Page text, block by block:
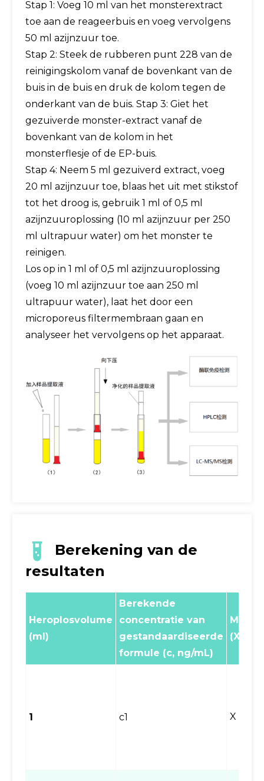
Stap 1: Voeg 10 ml van het monsterextract
toe aan de reageerbuis en voeg vervolgens
50 ml azijnzuur toe.
Stap 2: Steek de rubberen punt 228 van de
reinigingskolom vanaf de bovenkant van de
buis in de buis en druk de kolom tegen de
onderkant van de buis. Stap 3: Giet het
gezuiverde monster-extract vanaf de
bovenkant van de kolom in het
monsterflesje of de EP-buis.
Stap 4: Neem 5 ml gezuiverd extract, voeg
20 ml azijnzuur toe, blaas het uit met stikstof
tot het droog is, gebruik 1 ml of 0,5 ml
azijnzuuroplossing (10 ml azijnzuur per 250
ml ultrapuur water) om het monster te
reinigen.
Los op in 1 ml of 0,5 ml azijnzuuroplossing
(voeg 10 ml azijnzuur toe aan 250 ml
ultrapuur water), laat het door een
microporeus filtermembraan gaan en
analyseer het vervolgens op het apparaat.
Berekening van de
resultaten
Heroplosvolume
(ml)
Berekende
concentratie van
gestandaardiseerde
formule (c, ng/mL)
(X,μg/
1 c1 X =